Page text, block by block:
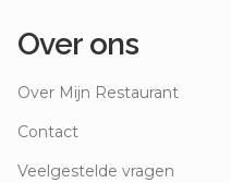
Over ons
Over Mijn Restaurant
Contact
Veelgestelde vragen